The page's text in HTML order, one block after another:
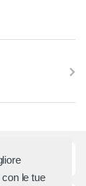
le tue